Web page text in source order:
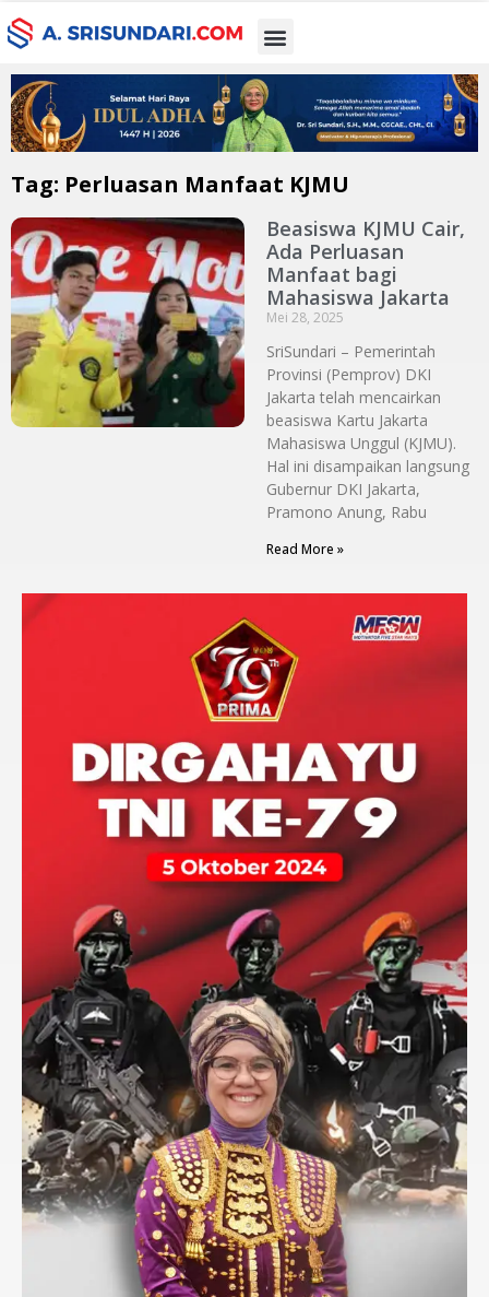
Tag: Perluasan Manfaat KJMU
Beasiswa KJMU Cair,
Ada Perluasan
Manfaat bagi
Mahasiswa Jakarta
Mei 28, 2025
SriSundari – Pemerintah
Provinsi (Pemprov) DKI
Jakarta telah mencairkan
beasiswa Kartu Jakarta
Mahasiswa Unggul (KJMU).
Hal ini disampaikan langsung
Gubernur DKI Jakarta,
Pramono Anung, Rabu
Read More »